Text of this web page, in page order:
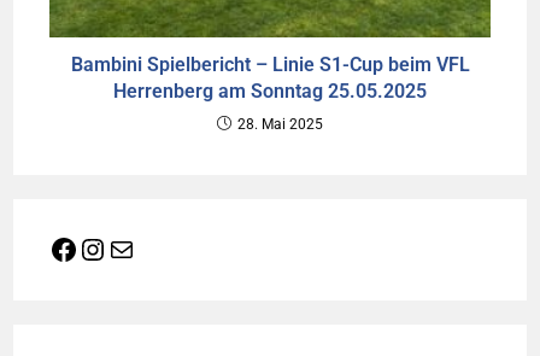
Bambini Spielbericht – Linie S1-Cup beim VFL
Herrenberg am Sonntag 25.05.2025
28. Mai 2025
Facebook
Instagram
E-Mail